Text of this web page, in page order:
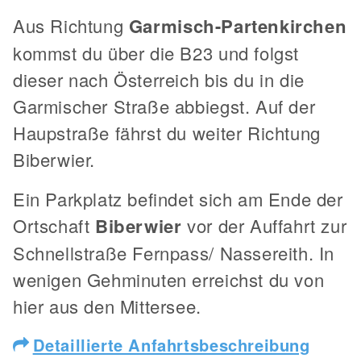
Aus Richtung Garmisch-Partenkirchen
kommst du über die B23 und folgst
dieser nach Österreich bis du in die
Garmischer Straße abbiegst. Auf der
Haupstraße fährst du weiter Richtung
Biberwier.
Ein Parkplatz befindet sich am Ende der
Ortschaft Biberwier vor der Auffahrt zur
Schnellstraße Fernpass/ Nassereith. In
wenigen Gehminuten erreichst du von
hier aus den Mittersee.
Detaillierte Anfahrtsbeschreibung